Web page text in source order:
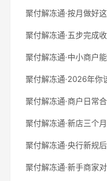
聚付解冻通·按月做好
聚付解冻通·五步完成
聚付解冻通·中小商户
聚付解冻通·2026年你
聚付解冻通·商户日常
聚付解冻通·新店三个
聚付解冻通·央行新规
聚付解冻通·新手商家